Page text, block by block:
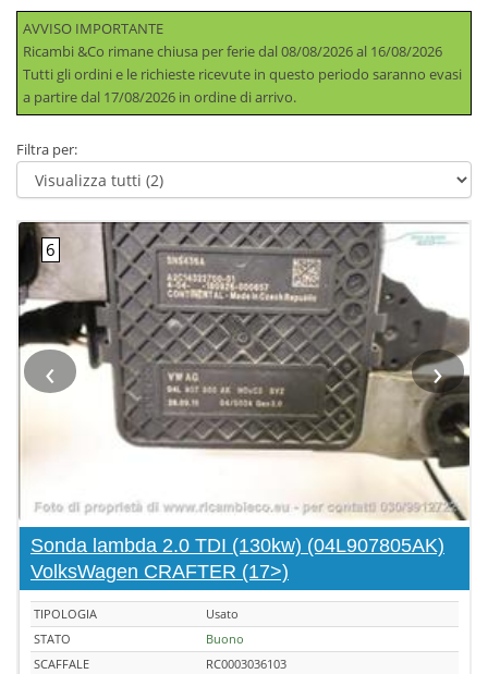
AVVISO IMPORTANTE
Ricambi &Co rimane chiusa per ferie dal 08/08/2026 al 16/08/2026
Tutti gli ordini e le richieste ricevute in questo periodo saranno evasi
a partire dal 17/08/2026 in ordine di arrivo.
Filtra per:
‹ ›
Sonda lambda 2.0 TDI (130kw) (04L907805AK)
VolksWagen CRAFTER (17>)
TIPOLOGIA
Usato
STATO
Buono
SCAFFALE
RC0003036103